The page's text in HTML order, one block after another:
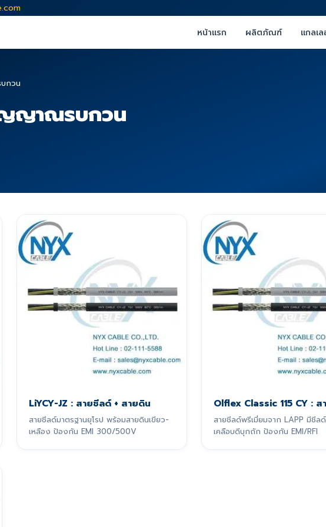
หน้าแรก
ผลิตภัณฑ์ แกลเ
กวน
ญาณรบกวน
LiYCY-JZ : สายชีลด์ + สายดิน
สายชีลด์มาตรฐานยุโรป พร้อมสายดินเขียว-
เหลือง ป้องกัน EMI 300/500V
Olflex Classic 115 CY :
สายชีลด์พรีเมี่ยมจาก LAPP มีชีล
เคลือบดีบุกถัก ป้องกัน EMI/RFI